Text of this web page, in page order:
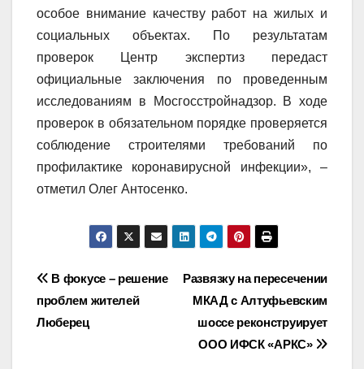
особое внимание качеству работ на жилых и
социальных объектах. По результатам
проверок Центр экспертиз передаст
официальные заключения по проведенным
исследованиям в Мосгосстройнадзор. В ходе
проверок в обязательном порядке проверяется
соблюдение строителями требований по
профилактике коронавирусной инфекции», –
отметил Олег Антосенко.
Навигация
по
Развязку на пересечении
МКАД с Алтуфьевским
шоссе реконструирует
ООО ИФСК «АРКС»
В фокусе – решение
проблем жителей
Люберец